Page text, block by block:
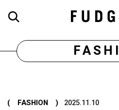
( FASHION ) 2025.11.10